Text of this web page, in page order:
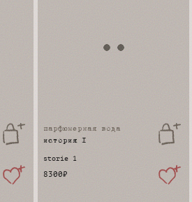
парфюмерная вода
история 1
storie 1
8300₽